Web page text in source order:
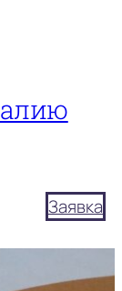
Заявка